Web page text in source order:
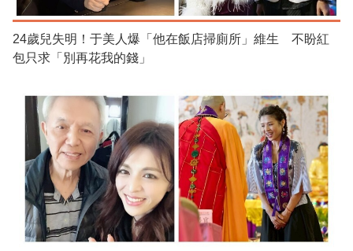
24歲兒失明！于美人爆「他在飯店掃廁所」維生 不盼紅
包只求「別再花我的錢」